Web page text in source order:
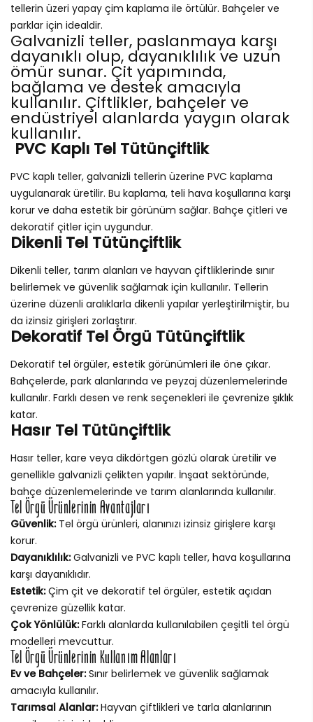
tellerin üzeri yapay çim kaplama ile örtülür. Bahçeler ve
parklar için idealdir.
Galvanizli teller, paslanmaya karşı
dayanıklı olup, dayanıklılık ve uzun
ömür sunar. Çit yapımında,
bağlama ve destek amacıyla
kullanılır. Çiftlikler, bahçeler ve
endüstriyel alanlarda yaygın olarak
kullanılır.
PVC Kaplı Tel Tütünçiftlik
PVC kaplı teller, galvanizli tellerin üzerine PVC kaplama
uygulanarak üretilir. Bu kaplama, teli hava koşullarına karşı
korur ve daha estetik bir görünüm sağlar. Bahçe çitleri ve
dekoratif çitler için uygundur.
Dikenli Tel Tütünçiftlik
Dikenli teller, tarım alanları ve hayvan çiftliklerinde sınır
belirlemek ve güvenlik sağlamak için kullanılır. Tellerin
üzerine düzenli aralıklarla dikenli yapılar yerleştirilmiştir, bu
da izinsiz girişleri zorlaştırır.
Dekoratif Tel Örgü Tütünçiftlik
Dekoratif tel örgüler, estetik görünümleri ile öne çıkar.
Bahçelerde, park alanlarında ve peyzaj düzenlemelerinde
kullanılır. Farklı desen ve renk seçenekleri ile çevrenize şıklık
katar.
Hasır Tel Tütünçiftlik
Hasır teller, kare veya dikdörtgen gözlü olarak üretilir ve
genellikle galvanizli çelikten yapılır. İnşaat sektöründe,
bahçe düzenlemelerinde ve tarım alanlarında kullanılır.
Tel Örgü Ürünlerinin Avantajları
Güvenlik:Tel örgü ürünleri, alanınızı izinsiz girişlere karşı
korur.
Dayanıklılık:Galvanizli ve PVC kaplı teller, hava koşullarına
karşı dayanıklıdır.
Estetik:Çim çit ve dekoratif tel örgüler, estetik açıdan
çevrenize güzellik katar.
Çok Yönlülük:Farklı alanlarda kullanılabilen çeşitli tel örgü
modelleri mevcuttur.
Tel Örgü Ürünlerinin Kullanım Alanları
Ev ve Bahçeler:Sınır belirlemek ve güvenlik sağlamak
amacıyla kullanılır.
Tarımsal Alanlar:Hayvan çiftlikleri ve tarla alanlarının